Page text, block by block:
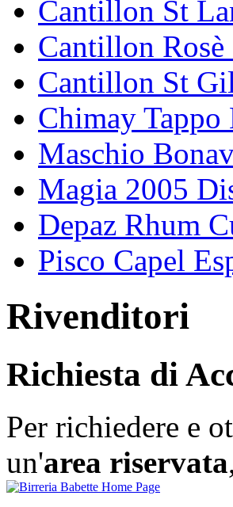
Cantillon St
Cantillon
Cantillon St
Chimay Tappo
Maschio
Magia 2005
Depaz Rhum
Pisco Capel
Rivenditori
Richiesta di
Per richiedere e
un'area riservata